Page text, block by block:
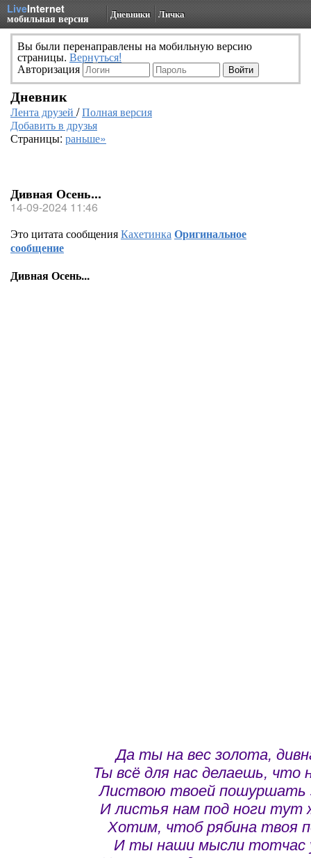
LiveInternet
мобильная версия Дневники Личка
Вы были перенаправлены на мобильную версию
страницы. Вернуться!
Авторизация
Дневник
Лента друзей /Полная версия
Добавить в друзья
Страницы: раньше»
Дивная Осень...
14-09-2024 11:46
Это цитата сообщенияКахетинкаОригинальное
сообщение
Дивная Осень...
Да ты на вес золота,
Ты всё для нас делаешь, что
Листвою твоей пошуршать
И листья нам под ноги тут
Хотим, чтоб рябина твоя
И ты наши мысли тотчас